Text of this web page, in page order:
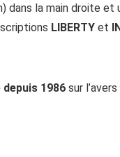
la main droite et
LIBERTY et
depuis 1986 sur